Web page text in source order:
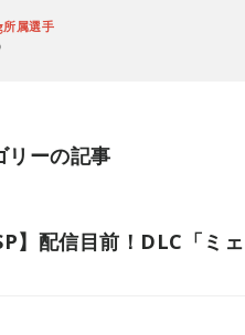
属選手
リーの記事
】配信目前！DLC「ミ